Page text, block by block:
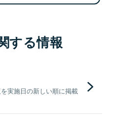
する情報
実施日の新しい順に掲載